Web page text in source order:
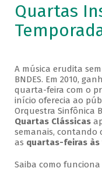
Quartas
A música erudita
BNDES. Em 2010,
quarta-feira com o
início oferecia ao
Orquestra Sinfônica
Quartas Clássicas
semanais, contando
as quartas-feiras às
Saiba como funciona